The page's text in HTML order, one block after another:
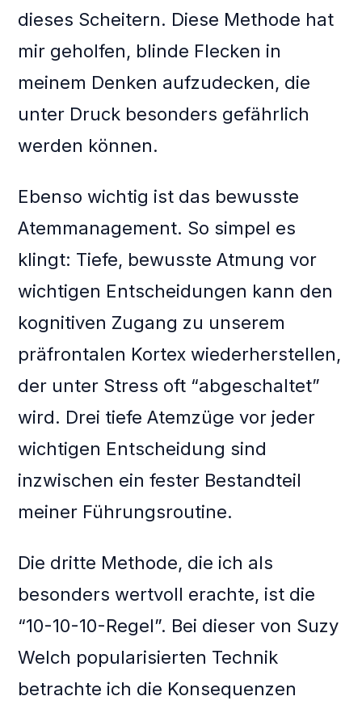
dieses Scheitern. Diese Methode hat
mir geholfen, blinde Flecken in
meinem Denken aufzudecken, die
unter Druck besonders gefährlich
werden können.
Ebenso wichtig ist das bewusste
Atemmanagement. So simpel es
klingt: Tiefe, bewusste Atmung vor
wichtigen Entscheidungen kann den
kognitiven Zugang zu unserem
präfrontalen Kortex wiederherstellen,
der unter Stress oft “abgeschaltet”
wird. Drei tiefe Atemzüge vor jeder
wichtigen Entscheidung sind
inzwischen ein fester Bestandteil
meiner Führungsroutine.
Die dritte Methode, die ich als
besonders wertvoll erachte, ist die
“10-10-10-Regel”. Bei dieser von Suzy
Welch popularisierten Technik
betrachte ich die Konsequenzen